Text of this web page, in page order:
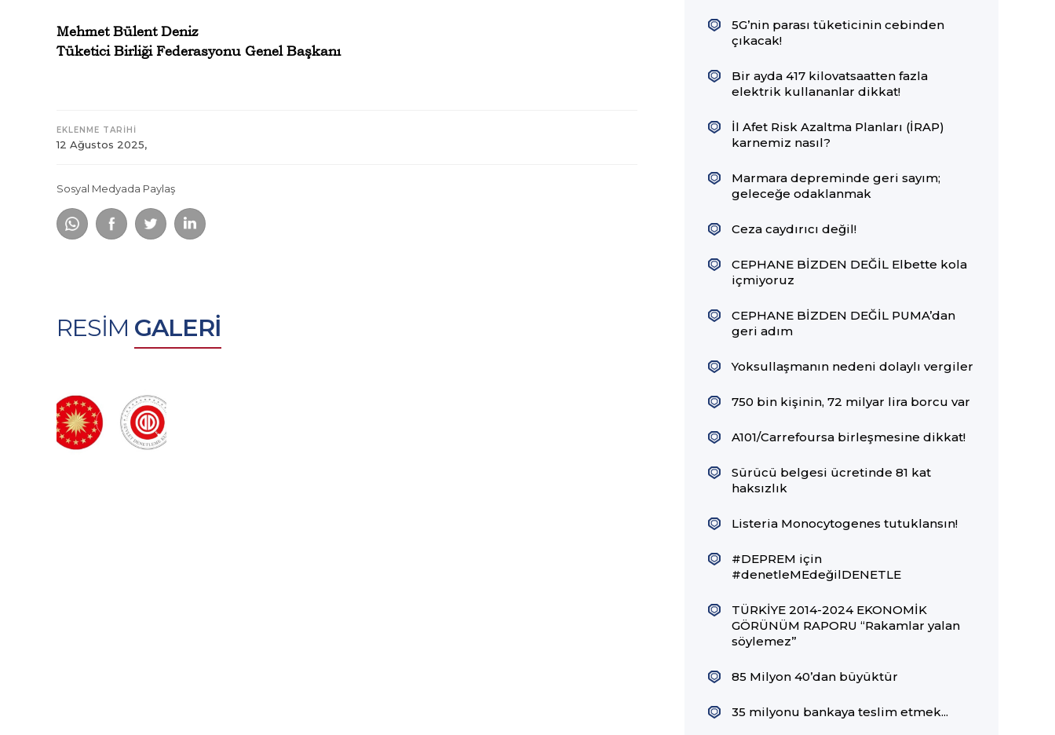
Mehmet Bülent Deniz
Tüketici Birliği Federasyonu Genel Başkanı
EKLENME TARİHİ
12 Ağustos 2025,
Sosyal Medyada Paylaş
RESİM GALERİ
5G’nin parası tüketicinin cebinden
çıkacak!
Bir ayda 417 kilovatsaatten fazla
elektrik kullananlar dikkat!
İl Afet Risk Azaltma Planları (İRAP)
karnemiz nasıl?
Marmara depreminde geri sayım;
geleceğe odaklanmak
Ceza caydırıcı değil!
CEPHANE BİZDEN DEĞİL Elbette kola
içmiyoruz
CEPHANE BİZDEN DEĞİL PUMA’dan
geri adım
Yoksullaşmanın nedeni dolaylı vergiler
750 bin kişinin, 72 milyar lira borcu var
A101/Carrefoursa birleşmesine dikkat!
Sürücü belgesi ücretinde 81 kat
haksızlık
Listeria Monocytogenes tutuklansın!
#DEPREM için
#denetleMEdeğilDENETLE
TÜRKİYE 2014-2024 EKONOMİK
GÖRÜNÜM RAPORU “Rakamlar yalan
söylemez”
85 Milyon 40’dan büyüktür
35 milyonu bankaya teslim etmek...